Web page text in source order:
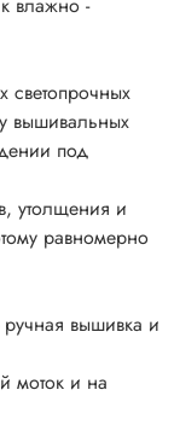
влажно -
светопрочных
вышивальных
под
утолщения и
равномерно
вышивка и
моток и на